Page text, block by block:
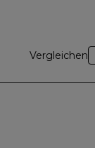
Vergleichen